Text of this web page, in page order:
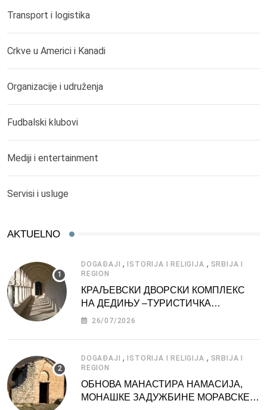
Transport i logistika
Crkve u Americi i Kanadi
Organizacije i udruženja
Fudbalski klubovi
Mediji i entertainment
Servisi i usluge
AKTUELNO
DOGAĐAJI , ISTORIJA I RELIGIJA , SRBIJA I
REGION
КРАЉЕВСКИ ДВОРСКИ КОМПЛЕКС
НА ДЕДИЊУ –ТУРИСТИЧКА
АТРАКЦИЈА
26/07/2026
DOGAĐAJI , ISTORIJA I RELIGIJA , SRBIJA I
REGION
ОБНОВА МАНАСТИРА НАМАСИЈА,
МОНАШКЕ ЗАДУЖБИНЕ МОРАВСКЕ